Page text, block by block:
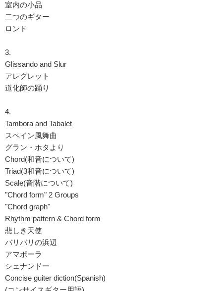
室内の小品
二つのギター
ロンド
3.
Glissando and Slur
アレグレット
道化師の踊り
4.
Tambora and Tabalet
スペイン風舞曲
グラン・ホタより
Chord(和音について)
Triad(3和音について)
Scale(音階について)
"Chord form" 2 Groups
"Chord graph"
Rhythm pattern & Chord form
悲しき天使
バリバリの浜辺
アマポーラ
シェナンドー
Concise guiter diction(Spanish)